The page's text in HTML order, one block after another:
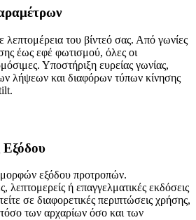
λεπτομέρεια του βίντεό σας. Από γωνίες
έως εφέ φωτισμού, όλες οι
Υποστήριξη ευρείας γωνίας,
λήψεων και διαφόρων τύπων κίνησης
εξόδου προτροπών.
λεπτομερείς ή επαγγελματικές εκδόσεις
σε διαφορετικές περιπτώσεις χρήσης,
τόσο των αρχαρίων όσο και των